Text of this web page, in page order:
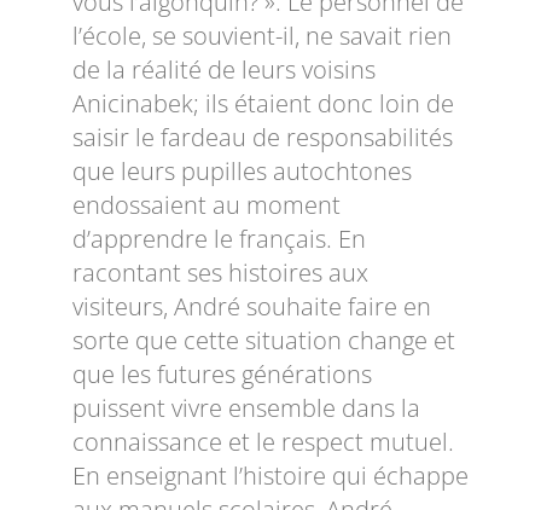
l’école, se souvient-il, ne savait rien
de la réalité de leurs voisins
Anicinabek; ils étaient donc loin de
saisir le fardeau de responsabilités
que leurs pupilles autochtones
endossaient au moment
d’apprendre le français. En
racontant ses histoires aux
visiteurs, André souhaite faire en
sorte que cette situation change et
que les futures générations
puissent vivre ensemble dans la
connaissance et le respect mutuel.
En enseignant l’histoire qui échappe